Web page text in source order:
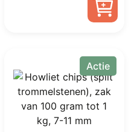
is:
Actie